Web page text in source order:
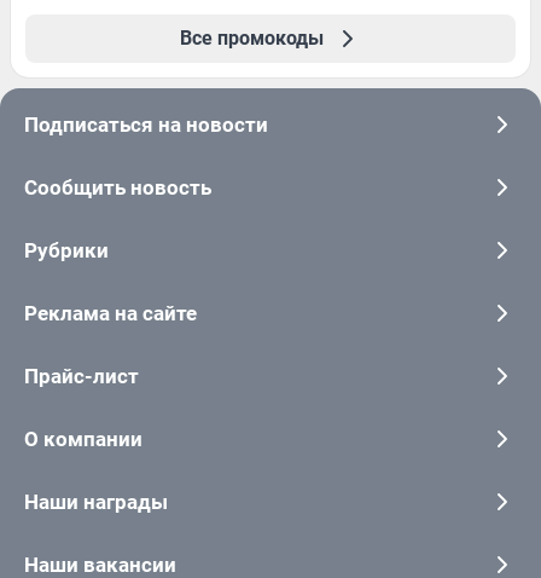
Все промокоды
Подписаться на новости
Сообщить новость
Рубрики
Реклама на сайте
Прайс-лист
О компании
Наши награды
Наши вакансии